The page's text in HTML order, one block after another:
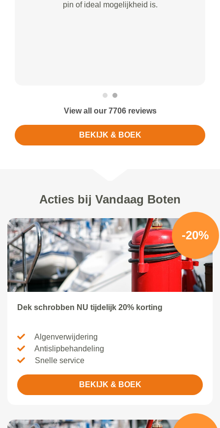
pin of ideal mogelijkheid is.
View all our 7706 reviews
BEKIJK & BOEK
Acties bij Vandaag Boten
-20%
Dek schrobben NU tijdelijk 20% korting
Algenverwijdering
Antislipbehandeling
Snelle service
BEKIJK & BOEK